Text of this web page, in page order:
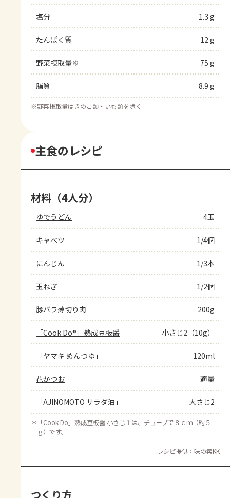
塩分 1.3 g
たんぱく質 12 g
野菜摂取量※ 75 g
脂質 8.9 g
※野菜摂取量はきのこ類・いも類を除く
主食のレシピ
材料（4人分）
ゆでうどん 4玉
キャベツ 1/4個
にんじん 1/3本
玉ねぎ 1/2個
豚バラ薄切り肉 200g
「Cook Do®」熟成豆板醤 小さじ2（10g）
「ヤマキ めんつゆ」 120ml
花かつお 適量
「AJINOMOTO サラダ油」 大さじ2
＊ 「Cook Do」熟成豆板醤 小さじ１は、チューブで８ｃｍ（約５
ｇ）です。
レシピ提供：味の素KK
つくり方